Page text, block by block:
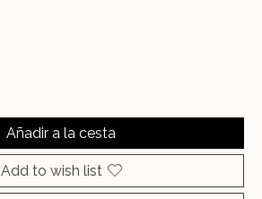
Añadir a la cesta
Add to wish list